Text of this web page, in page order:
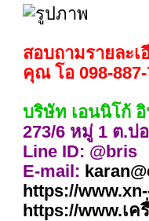
สอบถามรายละเ
คุณ โอ 098-887-
บริษัท เอนนิโก้
273/6 หมู่ 1 ต.บ่
Line ID: @bris
E-mail:
https://
https://www.เค